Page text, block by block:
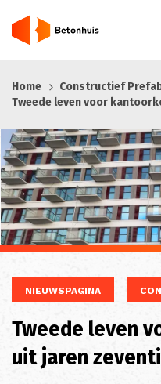
en
naar
de
inhoud
gaan
Home
Constructief
Tweede leven voor
NIEUWSPAGINA
Tweede leven
uit jaren